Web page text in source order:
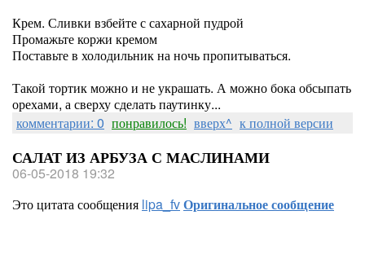
Крем. Сливки взбейте с сахарной пудрой
Промажьте коржи кремом
Поставьте в холодильник на ночь пропитываться.
Такой тортик можно и не украшать. А можно бока обсыпать
орехами, а сверху сделать паутинку...
комментарии: 0 понравилось! вверх^ к полной версии
САЛАТ ИЗ АРБУЗА С МАСЛИНАМИ
06-05-2018 19:32
Это цитата сообщения lipa_fvОригинальное сообщение